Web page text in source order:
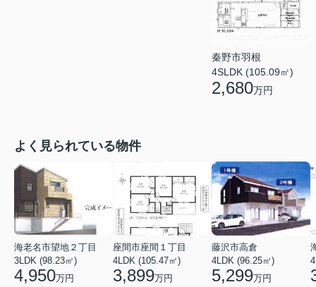
秦野市羽根
4SLDK (105.09㎡)
2,680万円
よく見られている物件
海老名市望地２丁目
3LDK (98.23㎡)
4,950万円
座間市座間１丁目
4LDK (105.47㎡)
3,899万円
藤沢市高倉
4LDK (96.25㎡)
5,299万円